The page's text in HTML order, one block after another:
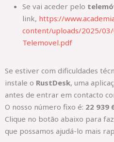
Se vai aceder pelo
link, https://
content/uploads/2025/03/
Telemovel.pdf
Se estiver com dificuldades
instale o RustDesk, uma
antes de entrar em contacto
O nosso número fixo é: 22 939
Clique no botão abaixo para
que possamos ajudá-lo mais